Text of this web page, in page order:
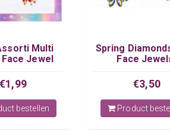
Multi
Jewel
€1,99
bestellen
Spring
Face
€3,50
Product